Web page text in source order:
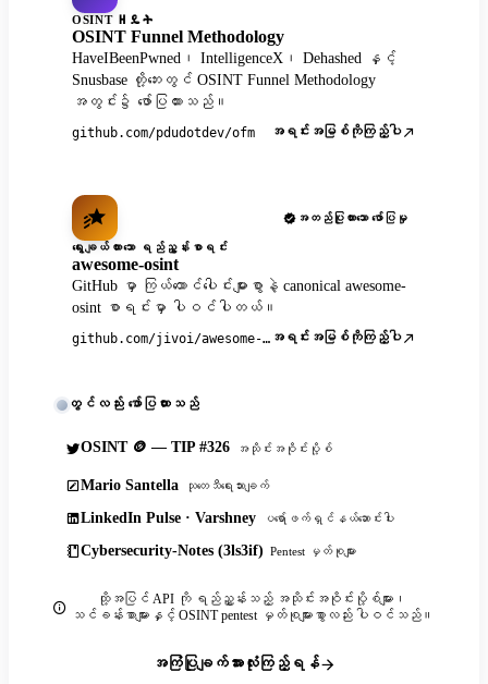
OSINT ዘዴት
OSINT Funnel Methodology
HaveIBeenPwned၊ IntelligenceX၊ Dehashed နှင့်
Snusbase တို့ဘေးတွင် OSINT Funnel Methodology
အတွင်း၌ ဖော်ပြထားသည်။
github.com/pdudotdev/ofm အရင်းအမြစ်ကိုကြည့်ပါ
အတည်ပြုထားသော ဖော်ပြမှု
ရွေးချယ်ထားသော ရည်ညွှန်းစာရင်း
awesome-osint
GitHub မှာ ကြယ်ထောင်ပေါင်းများစွာနဲ့ canonical awesome-
osint စာရင်းမှာ ပါဝင်ပါတယ်။
github.com/jivoi/awesome-osint အရင်းအမြစ်ကိုကြည့်ပါ
တွင်လည်း ဖော်ပြထားသည်
OSINT 🪙 — TIP #326 အသိုင်းအဝိုင်းပို့စ်
Mario Santella သုတေသီရေးသားချက်
LinkedIn Pulse · Varshney ပရော်ဖက်ရှင်နယ်ဆောင်းပါး
Cybersecurity-Notes (3ls3if) Pentest မှတ်စုများ
ထို့အပြင် API ကို ရည်ညွှန်းသည့် အသိုင်းအဝိုင်းပို့စ်များ၊
သင်ခန်းစာများနှင့် OSINT pentest မှတ်စုများစွာလည်း ပါဝင်သည်။
အကြံပြုချက်အားလုံးကြည့်ရန်